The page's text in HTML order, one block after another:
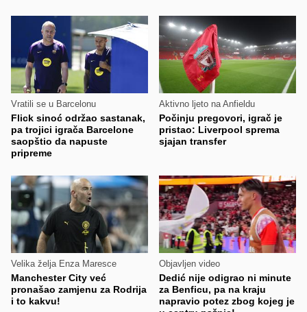
Vratili se u Barcelonu
Flick sinoć održao sastanak,
pa trojici igrača Barcelone
saopštio da napuste
pripreme
Aktivno ljeto na Anfieldu
Počinju pregovori, igrač je
pristao: Liverpool sprema
sjajan transfer
Velika želja Enza Maresce
Manchester City već
pronašao zamjenu za Rodrija
i to kakvu!
Objavljen video
Dedić nije odigrao ni minute
za Benficu, pa na kraju
napravio potez zbog kojeg je